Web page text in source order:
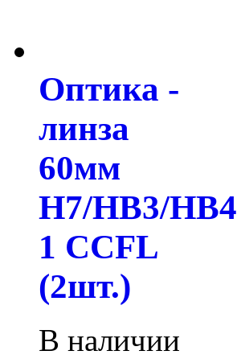
Оптика -
линза
60мм
H7/HB3/HB4
1 CCFL
(2шт.)
В наличии